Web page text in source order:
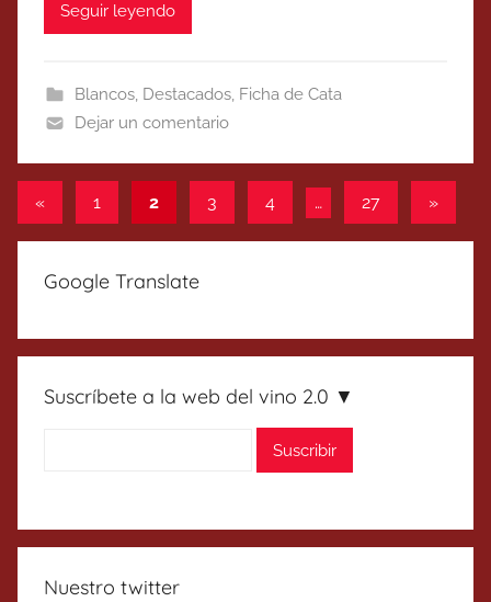
Seguir leyendo
Blancos, Destacados, Ficha de Cata
Dejar un comentario
Paginación
de
entradas
«Entradas
1 2 3 4 … 27 »
Google Translate
Suscríbete a la web del vino 2.0 ▼
Nuestro twitter